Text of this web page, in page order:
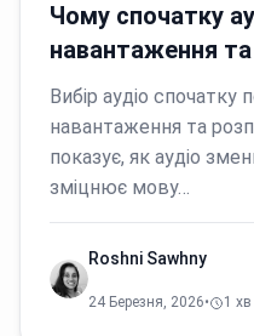
Чому спочатку
навантаження
Вибір аудіо спочатку
навантаження та
показує, як аудіо
зміцнює мову…
Roshni Sawhny
24 Березня, 2026• 1